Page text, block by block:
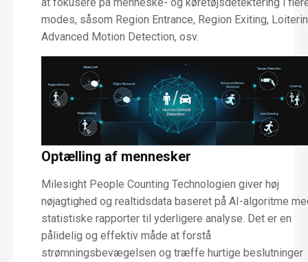
modes, såsom Region Entrance, Region Exiting,
Advanced Motion Detection, osv.
Optælling af mennesker
Milesight People Counting Technologien giver høj
nøjagtighed og realtidsdata baseret på AI-algoritme
statistiske rapporter til yderligere analyse. Det er en
pålidelig og effektiv måde at forstå
strømningsbevægelsen og træffe hurtige beslutninger